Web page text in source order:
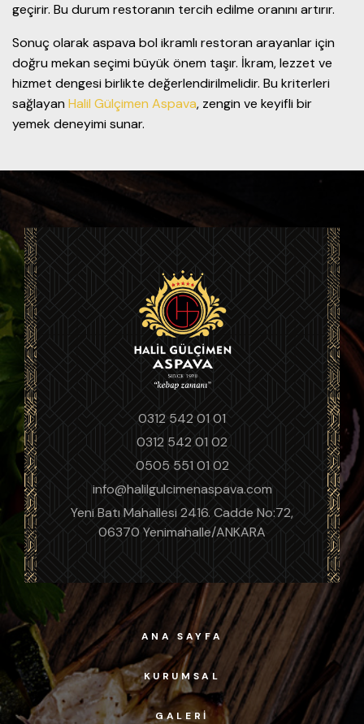
geçirir. Bu durum restoranın tercih edilme oranını artırır.
Sonuç olarak aspava bol ikramlı restoran arayanlar için
doğru mekan seçimi büyük önem taşır. İkram, lezzet ve
hizmet dengesi birlikte değerlendirilmelidir. Bu kriterleri
sağlayan Halil Gülçimen Aspava, zengin ve keyifli bir
yemek deneyimi sunar.
0312 542 01 01
0312 542 01 02
0505 551 01 02
info@halilgulcimenaspava.com
Yeni Batı Mahallesi 2416. Cadde No:72,
06370 Yenimahalle/ANKARA
ANA SAYFA
KURUMSAL
GALERI